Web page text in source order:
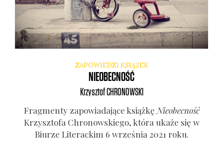
ZAPOWIEDZI KSIĄŻEK
NIEOBECNOŚĆ
KrzysztofCHRONOWSKI
Frag­men­ty zapo­wia­da­ją­ce książ­kę Nie­obec­ność
Krzysz­to­fa Chro­now­skie­go, któ­ra uka­że się w
Biu­rze Lite­rac­kim 6 wrze­śnia 2021 roku.